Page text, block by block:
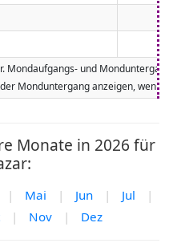
Mondaufgangs- und
Monduntergang anzeigen,
Monate in 2026 für
| Mai | Jun | Jul
|
| Nov | Dez